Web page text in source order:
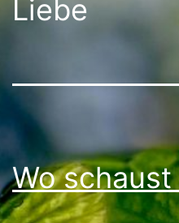
Liebe
Wo